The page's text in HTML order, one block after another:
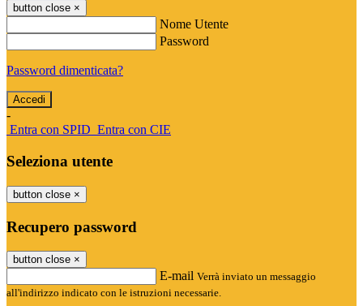
button close ×
Nome Utente
Password
Password dimenticata?
-
Entra con SPID Entra con CIE
Seleziona utente
button close ×
Recupero password
button close ×
E-mail Verrà inviato un messaggio
all'indirizzo indicato con le istruzioni necessarie.